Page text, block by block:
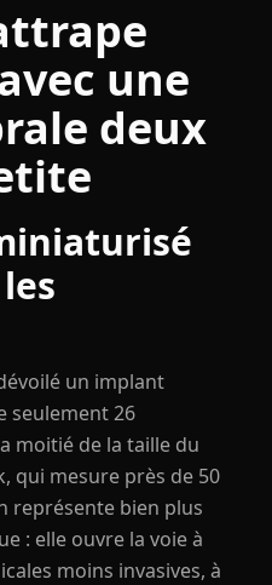
une
deux
un implant
seulement 26
moitié de la taille du
qui mesure près de 50
représente bien plus
: elle ouvre la voie à
moins invasives, à